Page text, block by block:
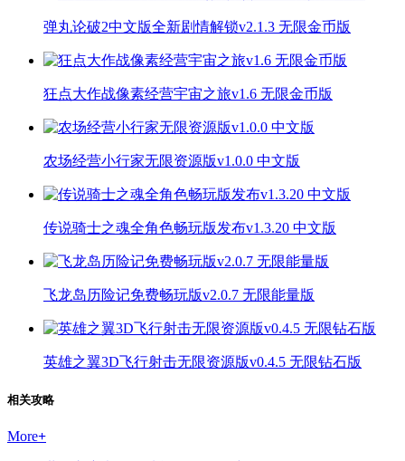
弹丸论破2中文版全新剧情解锁v2.1.3 无限金币版
狂点大作战像素经营宇宙之旅v1.6 无限金币版
农场经营小行家无限资源版v1.0.0 中文版
传说骑士之魂全角色畅玩版发布v1.3.20 中文版
飞龙岛历险记免费畅玩版v2.0.7 无限能量版
英雄之翼3D飞行射击无限资源版v0.4.5 无限钻石版
相关攻略
More+